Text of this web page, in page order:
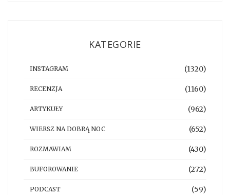
KATEGORIE
INSTAGRAM (1320)
RECENZJA (1160)
ARTYKUŁY (962)
WIERSZ NA DOBRĄ NOC (652)
ROZMAWIAM (430)
BUFOROWANIE (272)
PODCAST (59)